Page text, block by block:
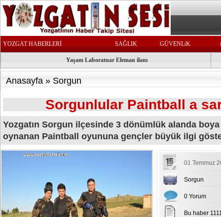
YOZGAT HABERLERİ SAĞLIK GÜVENLiK
Yaşam Laboratuar Eleman ilanı
Anasayfa » Sorgun
Sorgunlular Paintball a
Yozgatın Sorgun ilçesinde 3 dönümlük alanda boya
oynanan Paintball oyununa gençler büyük ilgi
01 Temmuz
Sorgun
0 Yorum
Bu haber